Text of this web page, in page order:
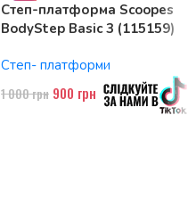
Степ-платформа Scoopes
BodyStep Basic 3 (115159)
рівні
Степ- платформи
1 000грн 900 грн